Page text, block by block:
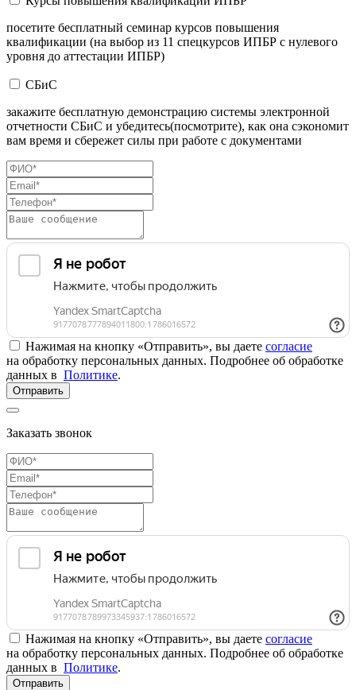
посетите бесплатный семинар курсов повышения
квалификации (на выбор из 11 спецкурсов ИПБР с нулевого
уровня до аттестации ИПБР)
СБиС
закажите бесплатную демонстрацию системы электронной
отчетности СБиС и убедитесь(посмотрите), как она сэкономит
вам время и сбережет силы при работе с документами
Нажимая на кнопку «Отправить», вы даете согласие
на обработку персональных данных. Подробнее об обработке
данных в Политике.
Отправить
Заказать звонок
Нажимая на кнопку «Отправить», вы даете согласие
на обработку персональных данных. Подробнее об обработке
данных в Политике.
Отправить